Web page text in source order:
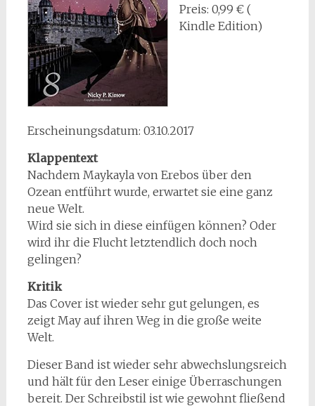
Preis: 0,99 € (
Kindle Edition)
Erscheinungsdatum: 03.10.2017
Klappentext
Nachdem Maykayla von Erebos über den
Ozean entführt wurde, erwartet sie eine ganz
neue Welt.
Wird sie sich in diese einfügen können? Oder
wird ihr die Flucht letztendlich doch noch
gelingen?
Kritik
Das Cover ist wieder sehr gut gelungen, es
zeigt May auf ihren Weg in die große weite
Welt.
Dieser Band ist wieder sehr abwechslungsreich
und hält für den Leser einige Überraschungen
bereit. Der Schreibstil ist wie gewohnt fließend